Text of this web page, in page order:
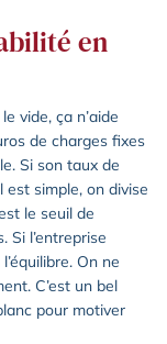
en
vide, ça n’aide
de charges fixes
Si son taux de
est simple, on divise
le seuil de
Si l’entreprise
On ne
C’est un bel
pour motiver